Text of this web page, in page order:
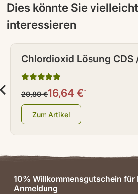
Dies könnte Sie
interessieren
Chlordioxid Lösung CDS
CDL <0,3% 100 ml
16,64 €*
20,80 €
Zum Artikel
10% Willkommensgutschein für
Anmeldung